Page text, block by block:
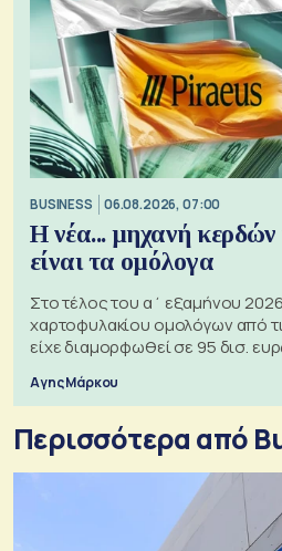
BUSINESS 06.08.2026, 07:00
Η νέα... μηχανή κερδών
είναι τα ομόλογα
Στο τέλος του α΄ εξαμήνου
χαρτοφυλακίου ομολόγων από
είχε διαμορφωθεί σε 95 δισ.
Αγης Μάρκου
Περισσότερα από